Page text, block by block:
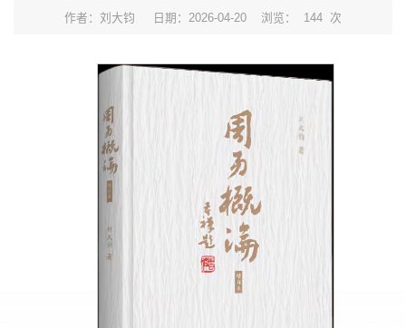
作者：刘大钧 日期：2026-04-20 浏览： 144 次